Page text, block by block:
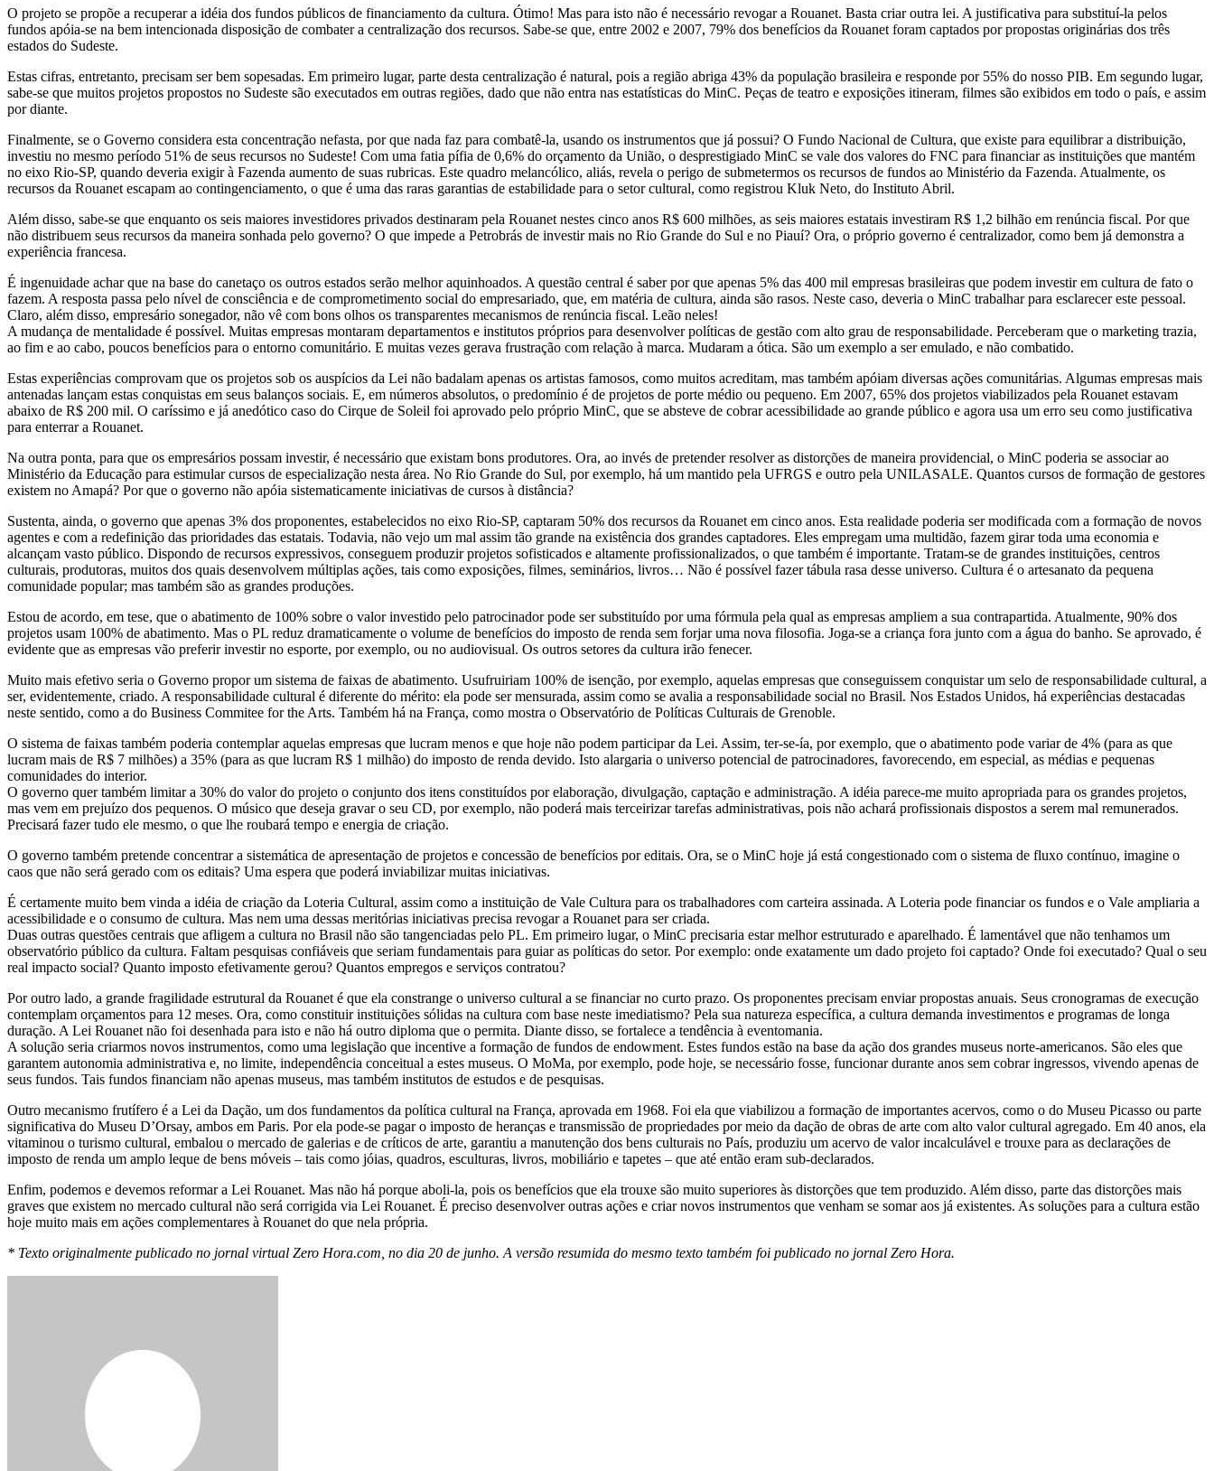
O projeto se propõe a recuperar a idéia dos fundos públicos de financiamento da cultura. Ótimo! Mas para isto não é necessário revogar a Rouanet. Basta criar outra lei. A justificativa para substituí-la pelos
fundos apóia-se na bem intencionada disposição de combater a centralização dos recursos. Sabe-se que, entre 2002 e 2007, 79% dos benefícios da Rouanet foram captados por propostas originárias dos três
estados do Sudeste.
Estas cifras, entretanto, precisam ser bem sopesadas. Em primeiro lugar, parte desta centralização é natural, pois a região abriga 43% da população brasileira e responde por 55% do nosso PIB. Em segundo lugar,
sabe-se que muitos projetos propostos no Sudeste são executados em outras regiões, dado que não entra nas estatísticas do MinC. Peças de teatro e exposições itineram, filmes são exibidos em todo o país, e assim
por diante.
Finalmente, se o Governo considera esta concentração nefasta, por que nada faz para combatê-la, usando os instrumentos que já possui? O Fundo Nacional de Cultura, que existe para equilibrar a distribuição,
investiu no mesmo período 51% de seus recursos no Sudeste! Com uma fatia pífia de 0,6% do orçamento da União, o desprestigiado MinC se vale dos valores do FNC para financiar as instituições que mantém
no eixo Rio-SP, quando deveria exigir à Fazenda aumento de suas rubricas. Este quadro melancólico, aliás, revela o perigo de submetermos os recursos de fundos ao Ministério da Fazenda. Atualmente, os
recursos da Rouanet escapam ao contingenciamento, o que é uma das raras garantias de estabilidade para o setor cultural, como registrou Kluk Neto, do Instituto Abril.
Além disso, sabe-se que enquanto os seis maiores investidores privados destinaram pela Rouanet nestes cinco anos R$ 600 milhões, as seis maiores estatais investiram R$ 1,2 bilhão em renúncia fiscal. Por que
não distribuem seus recursos da maneira sonhada pelo governo? O que impede a Petrobrás de investir mais no Rio Grande do Sul e no Piauí? Ora, o próprio governo é centralizador, como bem já demonstra a
experiência francesa.
É ingenuidade achar que na base do canetaço os outros estados serão melhor aquinhoados. A questão central é saber por que apenas 5% das 400 mil empresas brasileiras que podem investir em cultura de fato o
fazem. A resposta passa pelo nível de consciência e de comprometimento social do empresariado, que, em matéria de cultura, ainda são rasos. Neste caso, deveria o MinC trabalhar para esclarecer este pessoal.
Claro, além disso, empresário sonegador, não vê com bons olhos os transparentes mecanismos de renúncia fiscal. Leão neles!
A mudança de mentalidade é possível. Muitas empresas montaram departamentos e institutos próprios para desenvolver políticas de gestão com alto grau de responsabilidade. Perceberam que o marketing trazia,
ao fim e ao cabo, poucos benefícios para o entorno comunitário. E muitas vezes gerava frustração com relação à marca. Mudaram a ótica. São um exemplo a ser emulado, e não combatido.
Estas experiências comprovam que os projetos sob os auspícios da Lei não badalam apenas os artistas famosos, como muitos acreditam, mas também apóiam diversas ações comunitárias. Algumas empresas mais
antenadas lançam estas conquistas em seus balanços sociais. E, em números absolutos, o predomínio é de projetos de porte médio ou pequeno. Em 2007, 65% dos projetos viabilizados pela Rouanet estavam
abaixo de R$ 200 mil. O caríssimo e já anedótico caso do Cirque de Soleil foi aprovado pelo próprio MinC, que se absteve de cobrar acessibilidade ao grande público e agora usa um erro seu como justificativa
para enterrar a Rouanet.
Na outra ponta, para que os empresários possam investir, é necessário que existam bons produtores. Ora, ao invés de pretender resolver as distorções de maneira providencial, o MinC poderia se associar ao
Ministério da Educação para estimular cursos de especialização nesta área. No Rio Grande do Sul, por exemplo, há um mantido pela UFRGS e outro pela UNILASALE. Quantos cursos de formação de gestores
existem no Amapá? Por que o governo não apóia sistematicamente iniciativas de cursos à distância?
Sustenta, ainda, o governo que apenas 3% dos proponentes, estabelecidos no eixo Rio-SP, captaram 50% dos recursos da Rouanet em cinco anos. Esta realidade poderia ser modificada com a formação de novos
agentes e com a redefinição das prioridades das estatais. Todavia, não vejo um mal assim tão grande na existência dos grandes captadores. Eles empregam uma multidão, fazem girar toda uma economia e
alcançam vasto público. Dispondo de recursos expressivos, conseguem produzir projetos sofisticados e altamente profissionalizados, o que também é importante. Tratam-se de grandes instituições, centros
culturais, produtoras, muitos dos quais desenvolvem múltiplas ações, tais como exposições, filmes, seminários, livros… Não é possível fazer tábula rasa desse universo. Cultura é o artesanato da pequena
comunidade popular; mas também são as grandes produções.
Estou de acordo, em tese, que o abatimento de 100% sobre o valor investido pelo patrocinador pode ser substituído por uma fórmula pela qual as empresas ampliem a sua contrapartida. Atualmente, 90% dos
projetos usam 100% de abatimento. Mas o PL reduz dramaticamente o volume de benefícios do imposto de renda sem forjar uma nova filosofia. Joga-se a criança fora junto com a água do banho. Se aprovado, é
evidente que as empresas vão preferir investir no esporte, por exemplo, ou no audiovisual. Os outros setores da cultura irão fenecer.
Muito mais efetivo seria o Governo propor um sistema de faixas de abatimento. Usufruiriam 100% de isenção, por exemplo, aquelas empresas que conseguissem conquistar um selo de responsabilidade cultural, a
ser, evidentemente, criado. A responsabilidade cultural é diferente do mérito: ela pode ser mensurada, assim como se avalia a responsabilidade social no Brasil. Nos Estados Unidos, há experiências destacadas
neste sentido, como a do Business Commitee for the Arts. Também há na França, como mostra o Observatório de Políticas Culturais de Grenoble.
O sistema de faixas também poderia contemplar aquelas empresas que lucram menos e que hoje não podem participar da Lei. Assim, ter-se-ía, por exemplo, que o abatimento pode variar de 4% (para as que
lucram mais de R$ 7 milhões) a 35% (para as que lucram R$ 1 milhão) do imposto de renda devido. Isto alargaria o universo potencial de patrocinadores, favorecendo, em especial, as médias e pequenas
comunidades do interior.
O governo quer também limitar a 30% do valor do projeto o conjunto dos itens constituídos por elaboração, divulgação, captação e administração. A idéia parece-me muito apropriada para os grandes projetos,
mas vem em prejuízo dos pequenos. O músico que deseja gravar o seu CD, por exemplo, não poderá mais terceirizar tarefas administrativas, pois não achará profissionais dispostos a serem mal remunerados.
Precisará fazer tudo ele mesmo, o que lhe roubará tempo e energia de criação.
O governo também pretende concentrar a sistemática de apresentação de projetos e concessão de benefícios por editais. Ora, se o MinC hoje já está congestionado com o sistema de fluxo contínuo, imagine o
caos que não será gerado com os editais? Uma espera que poderá inviabilizar muitas iniciativas.
É certamente muito bem vinda a idéia de criação da Loteria Cultural, assim como a instituição de Vale Cultura para os trabalhadores com carteira assinada. A Loteria pode financiar os fundos e o Vale ampliaria a
acessibilidade e o consumo de cultura. Mas nem uma dessas meritórias iniciativas precisa revogar a Rouanet para ser criada.
Duas outras questões centrais que afligem a cultura no Brasil não são tangenciadas pelo PL. Em primeiro lugar, o MinC precisaria estar melhor estruturado e aparelhado. É lamentável que não tenhamos um
observatório público da cultura. Faltam pesquisas confiáveis que seriam fundamentais para guiar as políticas do setor. Por exemplo: onde exatamente um dado projeto foi captado? Onde foi executado? Qual o seu
real impacto social? Quanto imposto efetivamente gerou? Quantos empregos e serviços contratou?
Por outro lado, a grande fragilidade estrutural da Rouanet é que ela constrange o universo cultural a se financiar no curto prazo. Os proponentes precisam enviar propostas anuais. Seus cronogramas de execução
contemplam orçamentos para 12 meses. Ora, como constituir instituições sólidas na cultura com base neste imediatismo? Pela sua natureza específica, a cultura demanda investimentos e programas de longa
duração. A Lei Rouanet não foi desenhada para isto e não há outro diploma que o permita. Diante disso, se fortalece a tendência à eventomania.
A solução seria criarmos novos instrumentos, como uma legislação que incentive a formação de fundos de endowment. Estes fundos estão na base da ação dos grandes museus norte-americanos. São eles que
garantem autonomia administrativa e, no limite, independência conceitual a estes museus. O MoMa, por exemplo, pode hoje, se necessário fosse, funcionar durante anos sem cobrar ingressos, vivendo apenas de
seus fundos. Tais fundos financiam não apenas museus, mas também institutos de estudos e de pesquisas.
Outro mecanismo frutífero é a Lei da Dação, um dos fundamentos da política cultural na França, aprovada em 1968. Foi ela que viabilizou a formação de importantes acervos, como o do Museu Picasso ou parte
significativa do Museu D’Orsay, ambos em Paris. Por ela pode-se pagar o imposto de heranças e transmissão de propriedades por meio da dação de obras de arte com alto valor cultural agregado. Em 40 anos, ela
vitaminou o turismo cultural, embalou o mercado de galerias e de críticos de arte, garantiu a manutenção dos bens culturais no País, produziu um acervo de valor incalculável e trouxe para as declarações de
imposto de renda um amplo leque de bens móveis – tais como jóias, quadros, esculturas, livros, mobiliário e tapetes – que até então eram sub-declarados.
Enfim, podemos e devemos reformar a Lei Rouanet. Mas não há porque aboli-la, pois os benefícios que ela trouxe são muito superiores às distorções que tem produzido. Além disso, parte das distorções mais
graves que existem no mercado cultural não será corrigida via Lei Rouanet. É preciso desenvolver outras ações e criar novos instrumentos que venham se somar aos já existentes. As soluções para a cultura estão
hoje muito mais em ações complementares à Rouanet do que nela própria.
* Texto originalmente publicado no jornal virtual Zero Hora.com, no dia 20 de junho. A versão resumida do mesmo texto também foi publicado no jornal Zero Hora.